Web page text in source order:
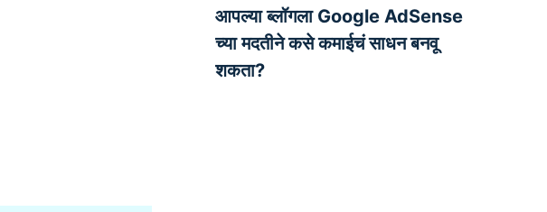
आपल्या ब्लॉगला Google AdSense
च्या मदतीने कसे कमाईचं साधन बनवू
शकता?